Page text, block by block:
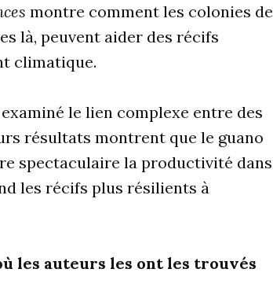
montre comment les colonies de
là, peuvent aider des récifs
climatique.
le lien complexe entre des
résultats montrent que le guano
spectaculaire la productivité dans
les récifs plus résilients à
les auteurs les ont les trouvés